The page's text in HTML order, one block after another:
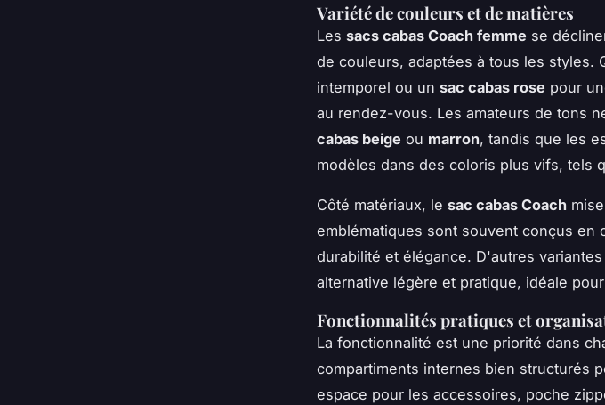
Variété de couleurs et de matières
Les sacs cabas Coach femme se
de couleurs, adaptées à tous les styles.
intemporel ou un sac cabas rose pour
au rendez-vous. Les amateurs de tons
cabas beige ou marron, tandis que les
modèles dans des coloris plus vifs, tels
Côté matériaux, le sac cabas Coach
emblématiques sont souvent conçus en
durabilité et élégance. D'autres
alternative légère et pratique, idéale
Fonctionnalités pratiques et
La fonctionnalité est une priorité dans
compartiments internes bien structurés
espace pour les accessoires, poche